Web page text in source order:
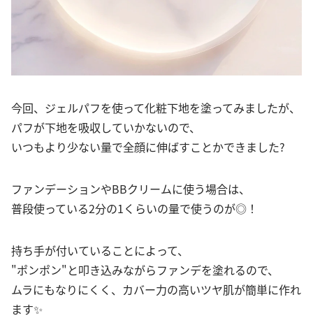
今回、ジェルパフを使って化粧下地を塗ってみましたが、
パフが下地を吸収していかないので、
いつもより少ない量で全顔に伸ばすことかできました?
ファンデーションやBBクリームに使う場合は、
普段使っている2分の1くらいの量で使うのが◎！
持ち手が付いていることによって、
"ポンポン"と叩き込みながらファンデを塗れるので、
ムラにもなりにくく、カバー力の高いツヤ肌が簡単に作れ
ます✨